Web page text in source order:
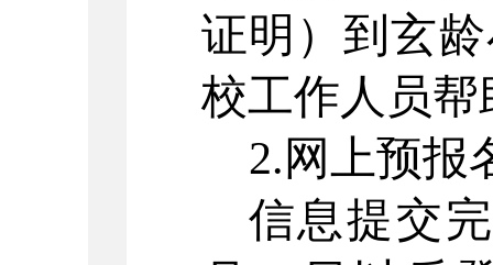
证明）到玄
校工作人员
2.网上预报
信息提交